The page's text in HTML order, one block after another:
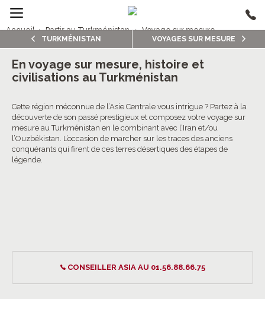
Accueil› Partir au Turkménistan› Voyage sur mesure
1/5
Voyages sur mesure Turkménistan
4.0/5 (1 avis clients)
En voyage sur mesure, histoire et
civilisations au Turkménistan
Cette région méconnue de l’Asie Centrale vous intrigue ? Partez à la
découverte de son passé prestigieux et composez votre voyage sur
mesure au Turkménistan en le combinant avec l’Iran et/ou
l’Ouzbékistan. L’occasion de marcher sur les traces des anciens
conquérants qui firent de ces terres désertiques des étapes de
légende.
CONSEILLER ASIA AU 01.56.88.66.75
TURKMÉNISTAN VOYAGES SUR MESURE